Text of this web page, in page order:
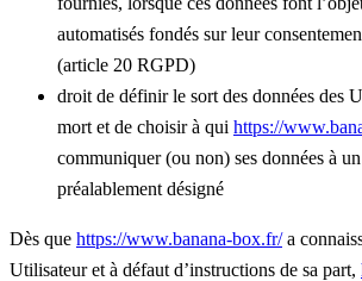
automatisés fondés sur leur
(article 20 RGPD)
droit de définir le sort des données des
mort et de choisir à qui https://
communiquer (ou non) ses données à
préalablement désigné
Dès que https://www.banana-box.fr/a
Utilisateur et à défaut d’instructions de sa part,